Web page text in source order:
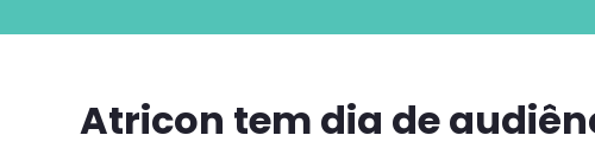
Atricon tem dia de